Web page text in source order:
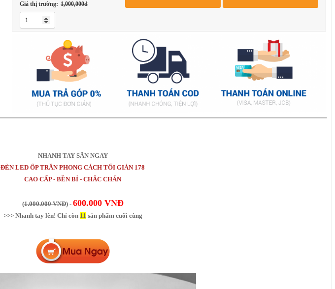
Giá thị trường: 1,000,000đ
NHANH TAY SĂN NGAY
ĐÈN LED ỐP TRẦN PHONG CÁCH TỐI GIẢN 178
CAO CẤP - BỀN BỈ - CHẮC CHẮN
(1.000.000 VNĐ) - 600.000 VNĐ
>>> Nhanh tay lên! Chỉ còn 11 sản phẩm cuối cùng